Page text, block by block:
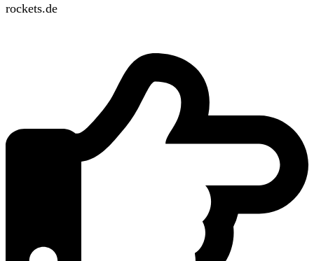
rockets.de